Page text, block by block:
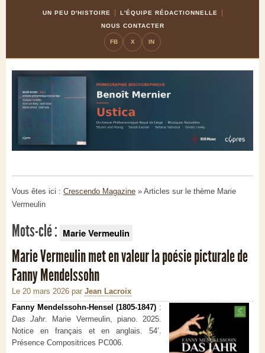
UN PEU D'HISTOIRE
L'ÉQUIPE RÉDACTIONNELLE
NOUS CONTACTER
FB X IN
Vous êtes ici : Crescendo Magazine » Articles sur le thème Marie
Vermeulin
Mots-clé : Marie Vermeulin
Marie Vermeulin met en valeur la poésie picturale de
Fanny Mendelssohn
Le 20 mars 2026 par Jean Lacroix
Fanny Mendelssohn-Hensel (1805-1847) :
Das Jahr. Marie Vermeulin, piano. 2025.
Notice en français et en anglais. 54’.
Présence Compositrices PC006.